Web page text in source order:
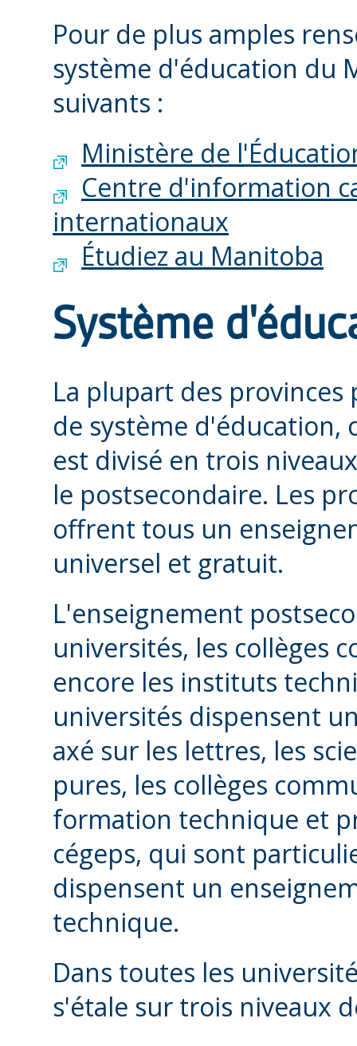
Pour de plus amples
système d'éducation du
suivants :
Ministère de
Centre d'information
internationaux
Étudiez au Manitoba
Système
La plupart des
de système d'éducation,
est divisé en trois
le postsecondaire. Les
offrent tous un
universel et gratuit.
L'enseignement
universités, les collèges
encore les instituts
universités dispensent
axé sur les lettres, les
pures, les collèges
formation technique et
cégeps, qui sont
dispensent un
technique.
Dans toutes les
s'étale sur trois niveaux